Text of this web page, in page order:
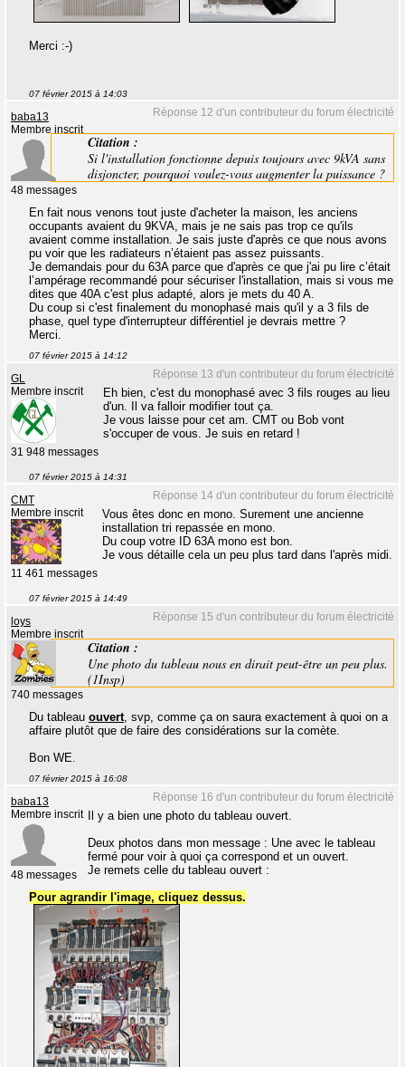
Merci :-)
07 février 2015 à 14:03
Réponse 12 d'un contributeur du forum électricité
baba13
Membre inscrit
48 messages
Citation :
Si l'installation fonctionne depuis toujours avec 9kVA sans
disjoncter, pourquoi voulez-vous augmenter la puissance ?
En fait nous venons tout juste d'acheter la maison, les anciens
occupants avaient du 9KVA, mais je ne sais pas trop ce qu'ils
avaient comme installation. Je sais juste d'après ce que nous avons
pu voir que les radiateurs n’étaient pas assez puissants.
Je demandais pour du 63A parce que d'après ce que j'ai pu lire c’était
l’ampérage recommandé pour sécuriser l'installation, mais si vous me
dites que 40A c'est plus adapté, alors je mets du 40 A.
Du coup si c'est finalement du monophasé mais qu'il y a 3 fils de
phase, quel type d'interrupteur différentiel je devrais mettre ?
Merci.
07 février 2015 à 14:12
Réponse 13 d'un contributeur du forum électricité
GL
Membre inscrit
31 948 messages
Eh bien, c'est du monophasé avec 3 fils rouges au lieu
d'un. Il va falloir modifier tout ça.
Je vous laisse pour cet am. CMT ou Bob vont
s'occuper de vous. Je suis en retard !
07 février 2015 à 14:31
Réponse 14 d'un contributeur du forum électricité
CMT
Membre inscrit
11 461 messages
Vous êtes donc en mono. Surement une ancienne
installation tri repassée en mono.
Du coup votre ID 63A mono est bon.
Je vous détaille cela un peu plus tard dans l'après midi.
07 février 2015 à 14:49
Réponse 15 d'un contributeur du forum électricité
loys
Membre inscrit
740 messages
Citation :
Une photo du tableau nous en dirait peut-être un peu plus.
(1Insp)
Du tableau ouvert, svp, comme ça on saura exactement à quoi on a
affaire plutôt que de faire des considérations sur la comète.
Bon WE.
07 février 2015 à 16:08
Réponse 16 d'un contributeur du forum électricité
baba13
Membre inscrit
48 messages
Il y a bien une photo du tableau ouvert.
Deux photos dans mon message : Une avec le tableau
fermé pour voir à quoi ça correspond et un ouvert.
Je remets celle du tableau ouvert :
Pour agrandir l'image, cliquez dessus.